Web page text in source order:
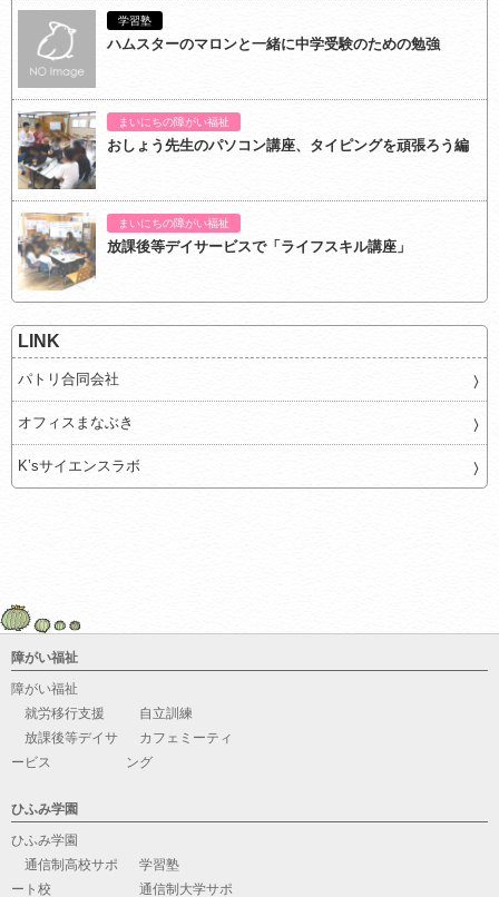
学習塾
ハムスターのマロンと一緒に中学受験のための勉強
まいにちの障がい福祉
おしょう先生のパソコン講座、タイピングを頑張ろう編
まいにちの障がい福祉
放課後等デイサービスで「ライフスキル講座」
LINK
パトリ合同会社
オフィスまなぶき
K’sサイエンスラボ
障がい福祉
障がい福祉
就労移行支援
自立訓練
放課後等デイサ
ービス
カフェミーティ
ング
ひふみ学園
ひふみ学園
通信制高校サポ
ート校
学習塾
通信制大学サポ